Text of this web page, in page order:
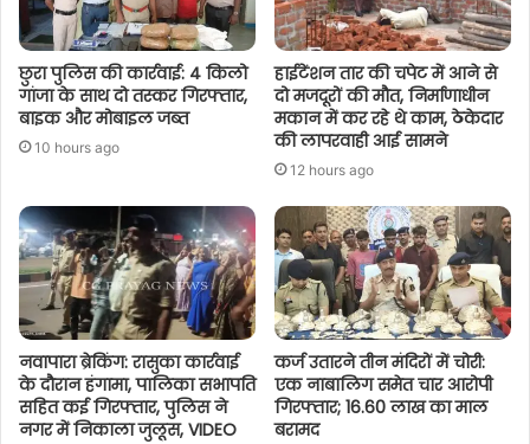
छुरा पुलिस की कार्रवाई: 4 किलो
गांजा के साथ दो तस्कर गिरफ्तार,
बाइक और मोबाइल जब्त
10 hours ago
हाईटेंशन तार की चपेट में आने से
दो मजदूरों की मौत, निर्माणाधीन
मकान में कर रहे थे काम, ठेकेदार
की लापरवाही आई सामने
12 hours ago
नवापारा ब्रेकिंग: रासुका कार्रवाई
के दौरान हंगामा, पालिका सभापति
सहित कई गिरफ्तार, पुलिस ने
नगर में निकाला जुलूस, VIDEO
कर्ज उतारने तीन मंदिरों में चोरी:
एक नाबालिग समेत चार आरोपी
गिरफ्तार; 16.60 लाख का माल
बरामद